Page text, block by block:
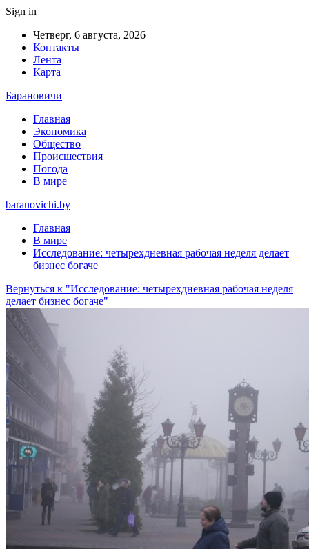
Sign in
Четверг, 6 августа, 2026
Контакты
Лента
Карта
Барановичи
Главная
Экономика
Общество
Происшествия
Погода
В мире
baranovichi.by
Главная
В мире
Исследование: четырехдневная рабочая неделя делает
бизнес богаче
Вернуться к "Исследование: четырехдневная рабочая неделя
делает бизнес богаче"